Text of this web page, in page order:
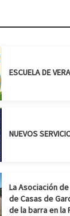
ESCUELA DE
NUEVOS
La Asociación
de Casas de
de la barra en la